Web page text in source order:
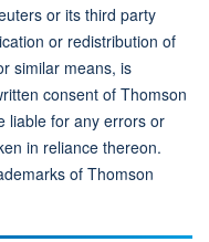
or its third party
or redistribution of
similar means, is
consent of Thomson
liable for any errors or
in reliance thereon.
of Thomson